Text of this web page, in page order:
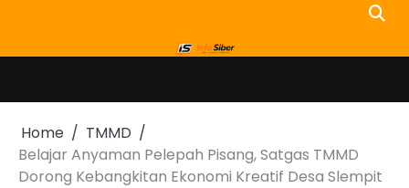
content
Home
TMMD
Belajar Anyaman Pelepah Pisang, Satgas TMMD
Dorong Kebangkitan Ekonomi Kreatif Desa Slempit